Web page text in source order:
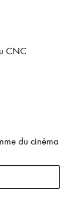
CNC
du cinéma